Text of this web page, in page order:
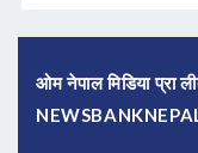
ओम नेपाल मिडिया प्रा